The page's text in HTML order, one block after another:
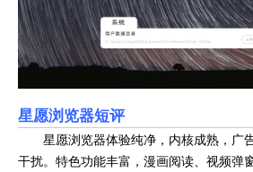
星愿浏览器短评
星愿浏览器体验纯净，内核成熟，广
干扰。特色功能丰富，漫画阅读、视频弹